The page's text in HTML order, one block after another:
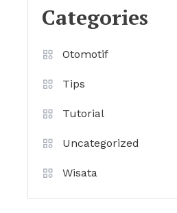
Categories
Otomotif
Tips
Tutorial
Uncategorized
Wisata